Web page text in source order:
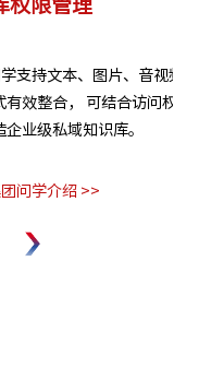
图片、音视频、网页等
结合访问权限进行管理
识库。